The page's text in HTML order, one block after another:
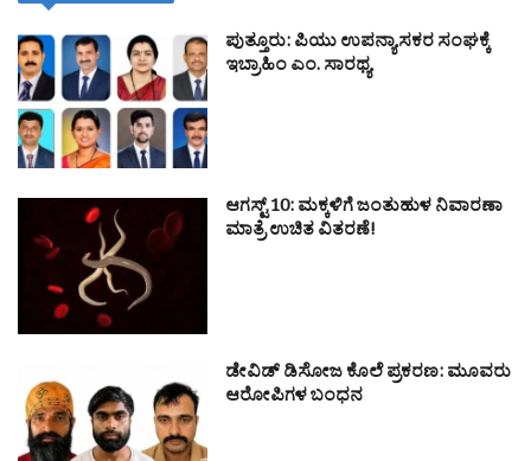
ಪುತ್ತೂರು: ಪಿಯು ಉಪನ್ಯಾಸಕರ ಸಂಘಕ್ಕೆ
ಇಬ್ರಾಹಿಂ ಎಂ. ಸಾರಥ್ಯ
ಆಗಸ್ಟ್ 10: ಮಕ್ಕಳಿಗೆ ಜಂತುಹುಳ ನಿವಾರಣಾ
ಮಾತ್ರೆ ಉಚಿತ ವಿತರಣೆ!
ಡೇವಿಡ್ ಡಿಸೋಜ ಕೊಲೆ ಪ್ರಕರಣ: ಮೂವರು
ಆರೋಪಿಗಳ ಬಂಧನ